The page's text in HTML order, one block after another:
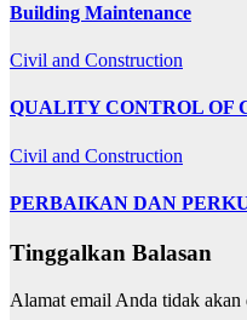
Building Maintenance
Civil and Construction
QUALITY CONTROL OF
Civil and Construction
PERBAIKAN DAN
Tinggalkan Balasan
Alamat email Anda tidak